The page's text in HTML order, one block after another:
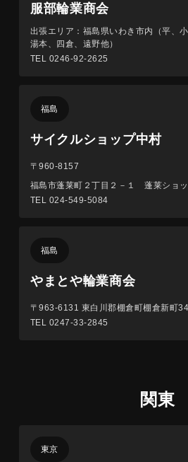
服部輪業商会
出張エリア：福島県いわき市内（平、
湯本、四倉、遠野他）
TEL 0246-92-2625
福島
サイクルショップ中村
〒960-8157
福島市蓬莱町２丁目２－１ 蓬莱ショ
TEL 024-549-5084
福島
やまとや輪業商会
〒963-6131 東白川郡棚倉町棚倉新町
TEL 0247-33-2845
関東
東京